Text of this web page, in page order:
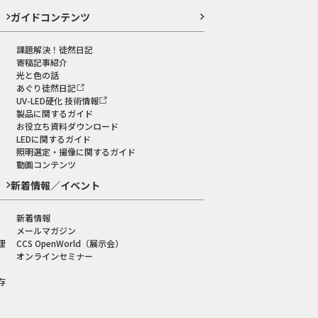
ガイドコンテンツ
課題解決！徒然日記
寄稿記事紹介
光と色の話
あぐり徒然日記
UV-LED硬化 技術情報
製品に関するガイド
お役立ち資料ダウンロード
LEDに関するガイド
照明選定・撮像に関するガイド
動画コンテンツ
新着情報／イベント
新着情報
メールマガジン
CCS OpenWorld（展示会）
オンラインセミナー